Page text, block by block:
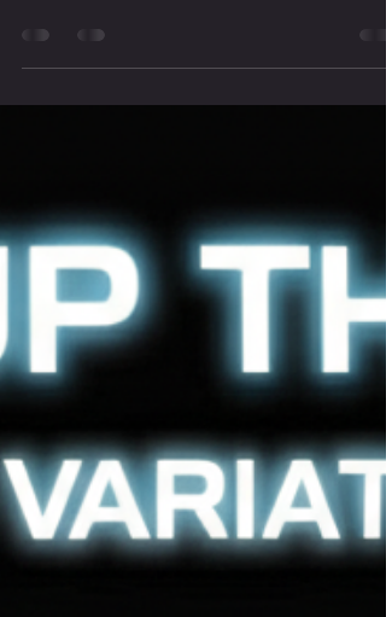
腕立て伏せは器具なしで大胸筋・三角筋・
を押さえて、継続的に筋力アップ・基礎代
向上・体幹強化につなげましょう。継続す
ほど効果が表れ、基礎代謝向上や骨密度増
など健康的な身体づくりにも役立ちます。
肉のつき方やバランスにこだわるプロが解
する腕立て伏せメニューで、理想のボディ
て伏せ法と効果的なトレーニングメニュー
チェック！